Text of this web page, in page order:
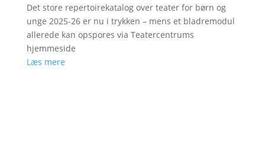
Det store repertoirekatalog over teater for børn og
unge 2025-26 er nu i trykken – mens et bladremodul
allerede kan opspores via Teatercentrums
hjemmeside
Læs mere